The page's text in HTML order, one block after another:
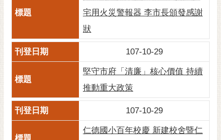
市府團隊
市政資訊
市民互動
黃
偉
宅用火災警報器 李市長頒發感謝
狀
107-10-29
堅守市府「清廉」核心價值 持續
推動重大政策
107-10-29
仁德國小百年校慶 新建校舍暨仁